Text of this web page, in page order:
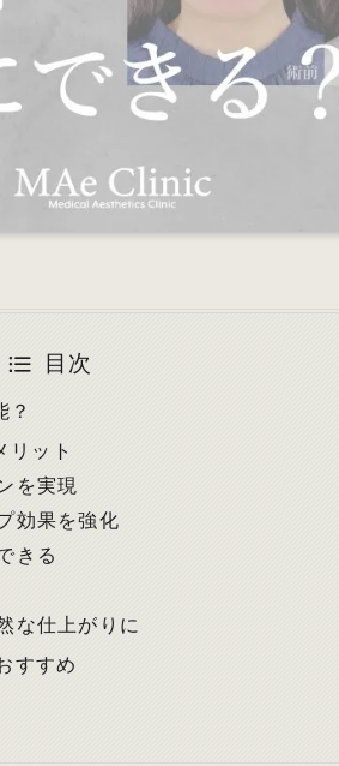
目次
？
リット
を実現
効果を強化
きる
な仕上がりに
すすめ